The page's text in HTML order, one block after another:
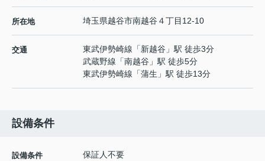
所在地 埼玉県越谷市南越谷 ４丁目12-10
交通 東武伊勢崎線 「新越谷 」駅 徒歩3分
武蔵野線 「南越谷 」駅 徒歩5分
東武伊勢崎線 「蒲生 」駅 徒歩13分
設備条件
設備条件
保証人不要